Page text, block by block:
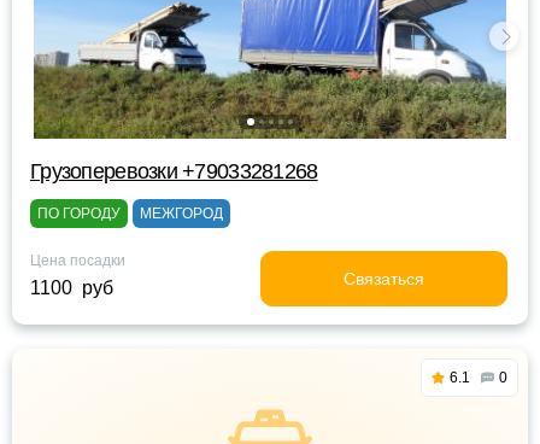
Грузоперевозки +79033281268
ПО ГОРОДУ МЕЖГОРОД
Цена посадки
1100 руб Связаться
6.1 0